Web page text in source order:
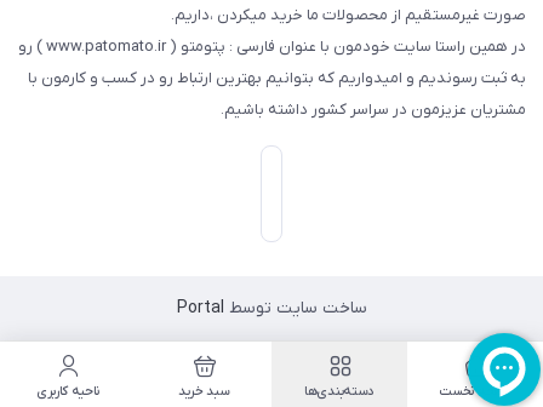
صورت غیرمستقیم از محصولات ما خرید میکردن ،داریم.
در همین راستا سایت خودمون با عنوان فارسی : پتومتو ( www.patomato.ir ) رو
به ثبت رسوندیم و امیدواریم که بتوانیم بهترین ارتباط رو در کسب و کارمون با
مشتریان عزیزمون در سراسر کشور داشته باشیم.
ساخت سایت توسط Portal
صفحه نخست دسته‌بندی‌ها سبد خرید ناحیه کاربری